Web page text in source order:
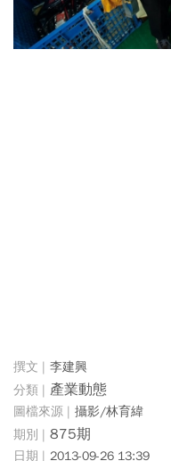
李建興
產業動態
攝影/林育緯
875期
2013-09-26 13:39